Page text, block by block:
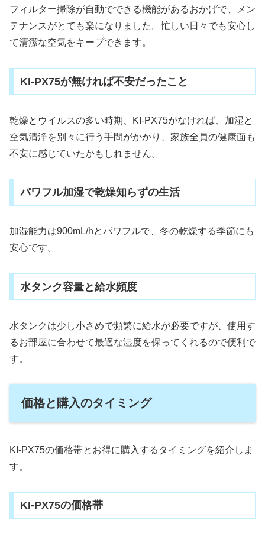
フィルター掃除が自動でできる機能があるおかげで、メン
テナンスがとても楽になりました。忙しい日々でも安心し
て清潔な空気をキープできます。
KI-PX75が無ければ不安だったこと
乾燥とウイルスの多い時期、KI-PX75がなければ、加湿と
空気清浄を別々に行う手間がかかり、家族全員の健康面も
不安に感じていたかもしれません。
パワフル加湿で乾燥知らずの生活
加湿能力は900mL/hとパワフルで、冬の乾燥する季節にも
安心です。
水タンク容量と給水頻度
水タンクは少し小さめで頻繁に給水が必要ですが、使用す
るお部屋に合わせて最適な湿度を保ってくれるので便利で
す。
価格と購入のタイミング
KI-PX75の価格帯とお得に購入するタイミングを紹介しま
す。
KI-PX75の価格帯